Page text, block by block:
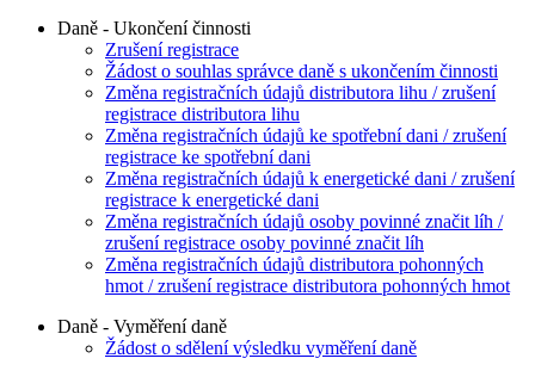
Daně - Ukončení činnosti
Zrušení registrace
Žádost o souhlas správce daně s ukončením činnosti
Změna registračních údajů distributora lihu / zrušení
registrace distributora lihu
Změna registračních údajů ke spotřební dani / zrušení
registrace ke spotřební dani
Změna registračních údajů k energetické dani / zrušení
registrace k energetické dani
Změna registračních údajů osoby povinné značit líh /
zrušení registrace osoby povinné značit líh
Změna registračních údajů distributora pohonných
hmot / zrušení registrace distributora pohonných hmot
Daně - Vyměření daně
Žádost o sdělení výsledku vyměření daně